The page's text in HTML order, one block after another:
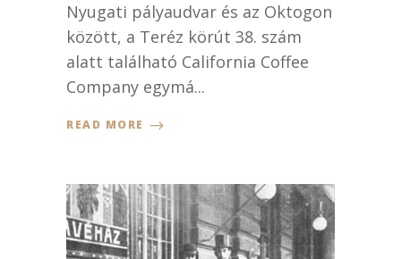
Nyugati pályaudvar és az Oktogon
között, a Teréz körút 38. szám
alatt található California Coffee
Company egymá...
READ MORE